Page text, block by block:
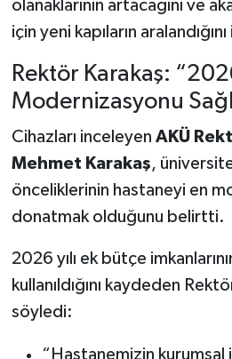
olanaklarının artacağını ve
için yeni kapıların
Rektör Karakaş:
Modernizasyonu
Cihazları inceleyen AKÜ
Mehmet Karakaş,
önceliklerinin hastaneyi en
donatmak olduğunu belirtti.
2026 yılı ek bütçe
kullanıldığını kaydeden
söyledi:
“Hastanemizin kurumsal